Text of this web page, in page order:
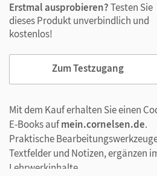
Erstmal ausprobieren?Testen Sie
dieses Produkt unverbindlich und
kostenlos!
Zum Testzugang
Mit dem Kauf erhalten Sie einen
E-Books aufmein.cornelsen.de.
Praktische
Textfelder und Notizen, ergänzen
Lehrwerkinhalte.